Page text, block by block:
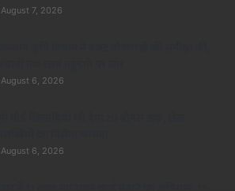
August 7, 2026
August 6, 2026
August 6, 2026